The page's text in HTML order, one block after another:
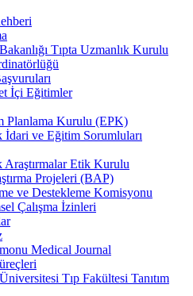
Tıpta Uzmanlık Kurulu
İçi Eğitimler
Planlama Kurulu (EPK)
ve Eğitim Sorumluları
Etik Kurulu
Projeleri (BAP)
ve Destekleme Komisyonu
Çalışma İzinleri
Medical Journal
Tıp Fakültesi Tanıtım